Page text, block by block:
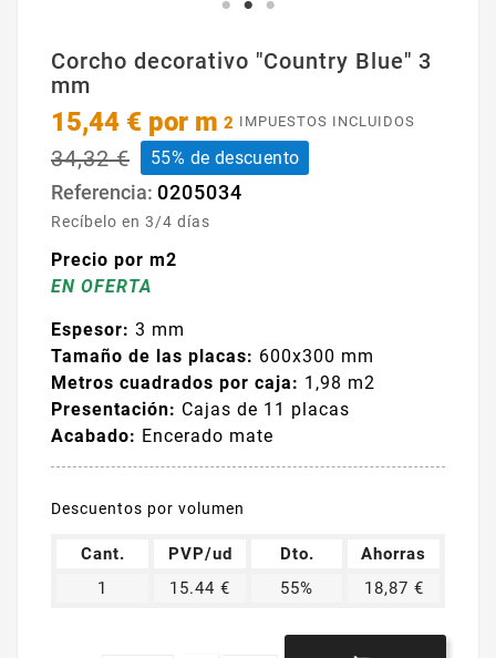
Corcho decorativo "Country Blue" 3
mm
15,44 € por m 2 IMPUESTOS INCLUIDOS
34,32 € 55% de descuento
Referencia: 0205034
Recíbelo en 3/4 días
Precio por m2
EN OFERTA
Espesor: 3 mm
Tamaño de las placas: 600x300 mm
Metros cuadrados por caja: 1,98 m2
Presentación: Cajas de 11 placas
Acabado: Encerado mate
Descuentos por volumen
Cant. PVP/ud Dto.
Ahorras
1
15.44 € 55% 18,87 €